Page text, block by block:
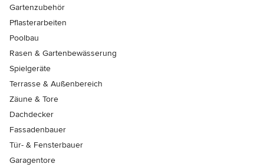
Gartenzubehör
Pflasterarbeiten
Poolbau
Rasen & Gartenbewässerung
Spielgeräte
Terrasse & Außenbereich
Zäune & Tore
Dachdecker
Fassadenbauer
Tür- & Fensterbauer
Garagentore